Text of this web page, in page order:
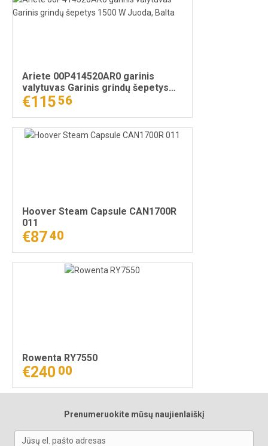
Ariete 00P414520AR0 garinis
valytuvas Garinis grindų šepetys
1500 W Juoda, Balta
€11556
Hoover Steam Capsule CAN1700R
011
€8740
Rowenta RY7550
€240 00
Prenumeruokite mūsų naujienlaiškį
Jūsų el. pašto adresas